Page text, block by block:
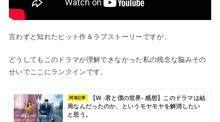
言わずと知れたヒット作＆ラブストーリーですが、
どうしてもこのドラマが理解できなかった私の残念な脳みその
せいでここにランクインです。
関連記事
【W -君と僕の世界- 感想】このドラマは結
局なんだったのか、というモヤモヤを解消したい
と思う。